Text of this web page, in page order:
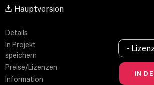
Hauptversion
Details
In Projekt
speichern
Preise/Lizenzen
Information
-